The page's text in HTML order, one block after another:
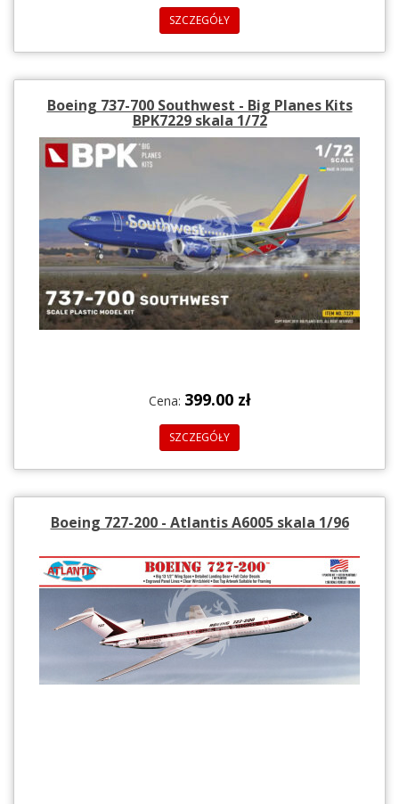
SZCZEGÓŁY
Boeing 737-700 Southwest - Big Planes Kits
BPK7229 skala 1/72
Cena: 399.00 zł
SZCZEGÓŁY
Boeing 727-200 - Atlantis A6005 skala 1/96